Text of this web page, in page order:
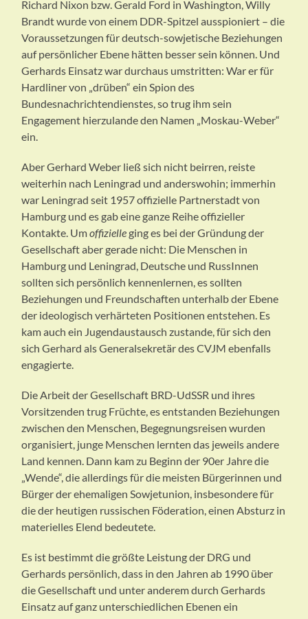
Richard Nixon bzw. Gerald Ford in Washington, Willy
Brandt wurde von einem DDR-Spitzel ausspioniert – die
Voraussetzungen für deutsch-sowjetische Beziehungen
auf persönlicher Ebene hätten besser sein können. Und
Gerhards Einsatz war durchaus umstritten: War er für
Hardliner von „drüben“ ein Spion des
Bundesnachrichtendienstes, so trug ihm sein
Engagement hierzulande den Namen „Moskau-Weber“
ein.
Aber Gerhard Weber ließ sich nicht beirren, reiste
weiterhin nach Leningrad und anderswohin; immerhin
war Leningrad seit 1957 offizielle Partnerstadt von
Hamburg und es gab eine ganze Reihe offizieller
Kontakte. Umoffizielle ging es bei der Gründung der
Gesellschaft aber gerade nicht: Die Menschen in
Hamburg und Leningrad, Deutsche und RussInnen
sollten sich persönlich kennenlernen, es sollten
Beziehungen und Freundschaften unterhalb der Ebene
der ideologisch verhärteten Positionen entstehen. Es
kam auch ein Jugendaustausch zustande, für sich den
sich Gerhard als Generalsekretär des CVJM ebenfalls
engagierte.
Die Arbeit der Gesellschaft BRD-UdSSR und ihres
Vorsitzenden trug Früchte, es entstanden Beziehungen
zwischen den Menschen, Begegnungsreisen wurden
organisiert, junge Menschen lernten das jeweils andere
Land kennen. Dann kam zu Beginn der 90er Jahre die
„Wende“, die allerdings für die meisten Bürgerinnen und
Bürger der ehemaligen Sowjetunion, insbesondere für
die der heutigen russischen Föderation, einen Absturz in
materielles Elend bedeutete.
Es ist bestimmt die größte Leistung der DRG und
Gerhards persönlich, dass in den Jahren ab 1990 über
die Gesellschaft und unter anderem durch Gerhards
Einsatz auf ganz unterschiedlichen Ebenen ein